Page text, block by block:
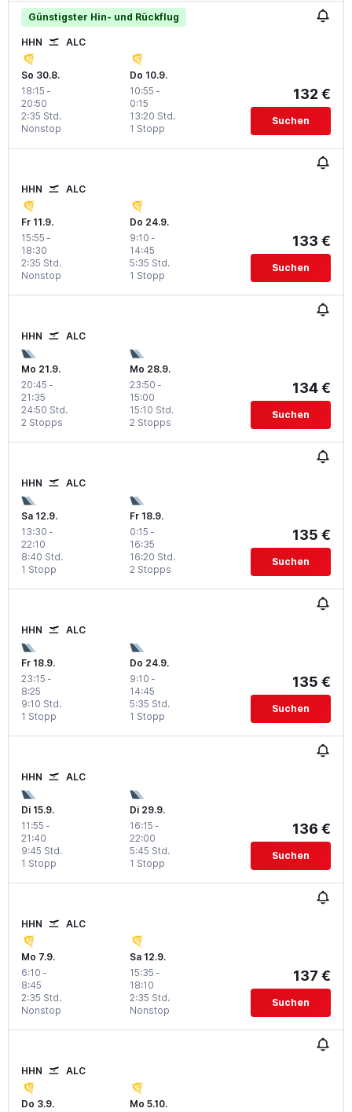
Günstigster Hin- und Rückflug
HHN ALC
So 30.8.
18:15 -
20:50
Nonstop
2:35 Std.
Do 10.9.
10:55 -
0:15
1 Stopp
13:20 Std.
132 €
Suchen
HHN ALC
Fr 11.9.
15:55 -
18:30
Nonstop
2:35 Std.
Do 24.9.
9:10 -
14:45
1 Stopp
5:35 Std.
133 €
Suchen
HHN ALC
Mo 21.9.
20:45 -
21:35
2 Stopps
24:50 Std.
Mo 28.9.
23:50 -
15:00
2 Stopps
15:10 Std.
134 €
Suchen
HHN ALC
Sa 12.9.
13:30 -
22:10
1 Stopp
8:40 Std.
Fr 18.9.
0:15 -
16:35
2 Stopps
16:20 Std.
135 €
Suchen
HHN ALC
Fr 18.9.
23:15 -
8:25
1 Stopp
9:10 Std.
Do 24.9.
9:10 -
14:45
1 Stopp
5:35 Std.
135 €
Suchen
HHN ALC
Di 15.9.
11:55 -
21:40
1 Stopp
9:45 Std.
Di 29.9.
16:15 -
22:00
1 Stopp
5:45 Std.
136 €
Suchen
HHN ALC
Mo 7.9.
6:10 -
8:45
Nonstop
2:35 Std.
Sa 12.9.
15:35 -
18:10
Nonstop
2:35 Std.
137 €
Suchen
HHN ALC
Do 3.9.
Mo 5.10.